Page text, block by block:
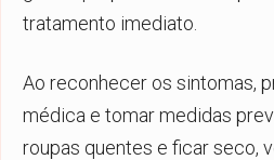
tratamento imediato.
Ao reconhecer os sintomas,
médica e tomar medidas
roupas quentes e ficar seco,